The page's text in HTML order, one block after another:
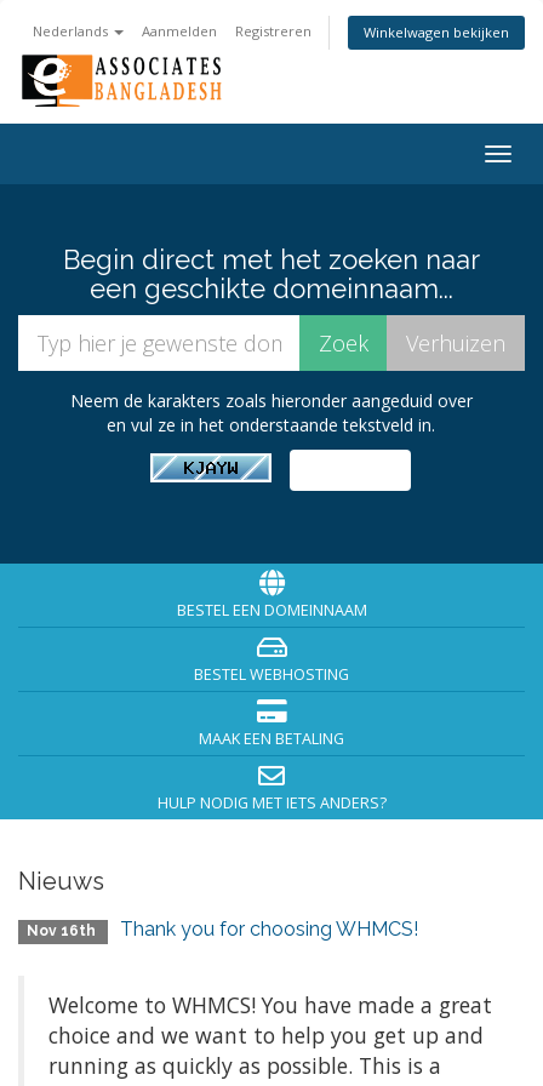
Nederlands Aanmelden Registreren Winkelwagen bekijken
Begin direct met het zoeken naar
een geschikte domeinnaam...
Neem de karakters zoals hieronder aangeduid over
en vul ze in het onderstaande tekstveld in.
BESTEL EEN DOMEINNAAM
BESTEL WEBHOSTING
MAAK EEN BETALING
HULP NODIG MET IETS ANDERS?
Nieuws
Nov 16th Thank you for choosing WHMCS!
Welcome to WHMCS! You have made a great
choice and we want to help you get up and
running as quickly as possible. This is a